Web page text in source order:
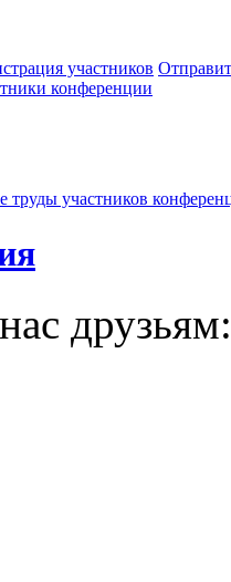
участников
конференции
труды участников
друзьям: